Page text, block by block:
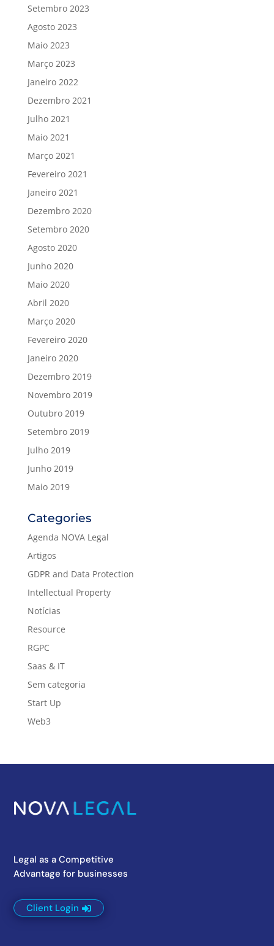
Setembro 2023
Agosto 2023
Maio 2023
Março 2023
Janeiro 2022
Dezembro 2021
Julho 2021
Maio 2021
Março 2021
Fevereiro 2021
Janeiro 2021
Dezembro 2020
Setembro 2020
Agosto 2020
Junho 2020
Maio 2020
Abril 2020
Março 2020
Fevereiro 2020
Janeiro 2020
Dezembro 2019
Novembro 2019
Outubro 2019
Setembro 2019
Julho 2019
Junho 2019
Maio 2019
Categories
Agenda NOVA Legal
Artigos
GDPR and Data Protection
Intellectual Property
Notícias
Resource
RGPC
Saas & IT
Sem categoria
Start Up
Web3
Legal as a Competitive
Advantage for businesses
Client Login